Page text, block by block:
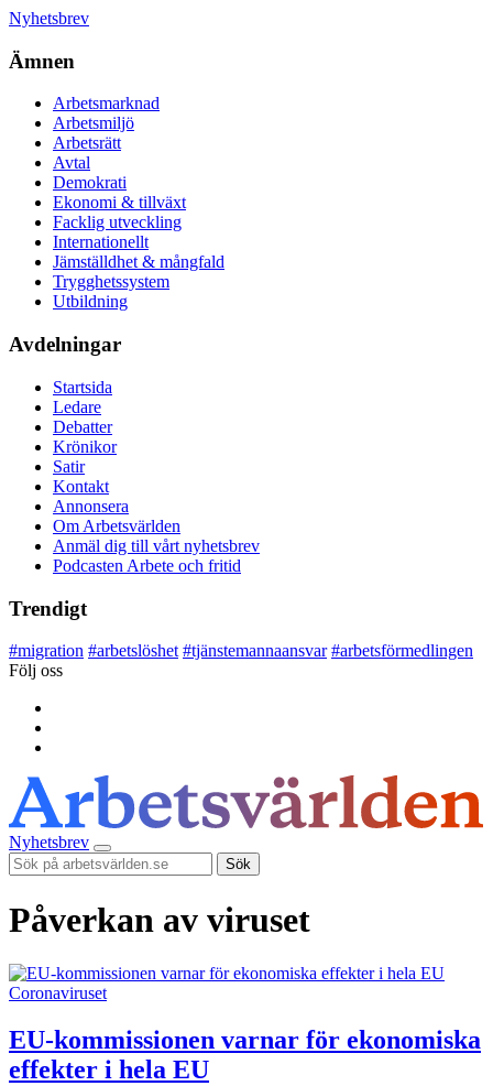
Nyhetsbrev
Ämnen
Arbetsmarknad
Arbetsmiljö
Arbetsrätt
Avtal
Demokrati
Ekonomi & tillväxt
Facklig utveckling
Internationellt
Jämställdhet & mångfald
Trygghetssystem
Utbildning
Avdelningar
Startsida
Ledare
Debatter
Krönikor
Satir
Kontakt
Annonsera
Om Arbetsvärlden
Anmäl dig till vårt nyhetsbrev
Podcasten Arbete och fritid
Trendigt
#migration #arbetslöshet #tjänstemannaansvar #arbetsförmedlingen
Följ oss
Nyhetsbrev
Sök
Påverkan av viruset
Coronaviruset
EU-kommissionen varnar för ekonomiska
effekter i hela EU